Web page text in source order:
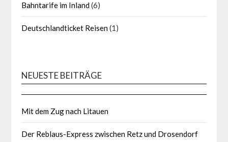
Bahntarife im Inland(6)
Deutschlandticket Reisen(1)
NEUESTE BEITRÄGE
Mit dem Zug nach Litauen
Der Reblaus-Express zwischen Retz und Drosendorf